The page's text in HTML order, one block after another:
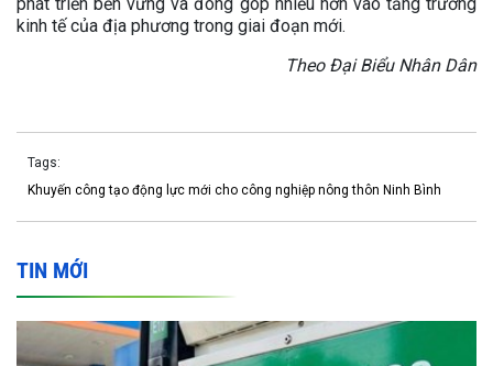
kinh tế của địa phương trong giai đoạn mới.
Theo Đại Biểu Nhân Dân
Tags:
Khuyến công tạo động lực mới cho công nghiệp nông thôn Ninh Bình
TIN MỚI